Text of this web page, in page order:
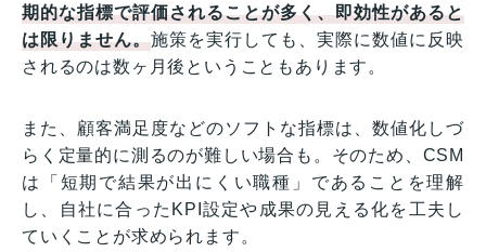
期的な指標で評価されることが多く、即効性があると
は限りません。施策を実行しても、実際に数値に反映
されるのは数ヶ月後ということもあります。
また、顧客満足度などのソフトな指標は、数値化しづ
らく定量的に測るのが難しい場合も。そのため、CSM
は「短期で結果が出にくい職種」であることを理解
し、自社に合ったKPI設定や成果の見える化を工夫し
ていくことが求められます。